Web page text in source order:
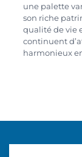
une palette
son riche
qualité de vie
continuent
harmonieux